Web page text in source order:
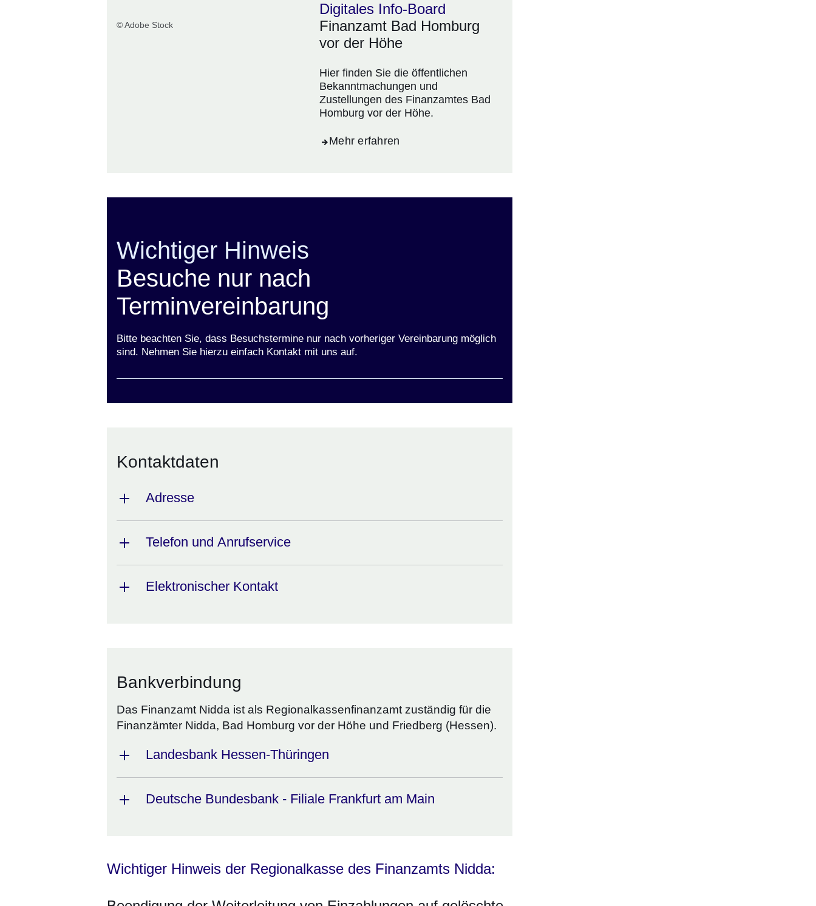
© Adobe Stock
Digitales Info-Board
Finanzamt Bad Homburg
vor der Höhe
Hier finden Sie die öffentlichen
Bekanntmachungen und
Zustellungen des Finanzamtes Bad
Homburg vor der Höhe.
Mehr erfahren
Wichtiger Hinweis
Besuche nur nach
Terminvereinbarung
Bitte beachten Sie, dass Besuchstermine nur nach vorheriger Vereinbarung möglich
sind. Nehmen Sie hierzu einfach Kontakt mit uns auf.
Kontaktdaten
Adresse
Telefon und Anrufservice
Elektronischer Kontakt
Bankverbindung
Das Finanzamt Nidda ist als Regionalkassenfinanzamt zuständig für die
Finanzämter Nidda, Bad Homburg vor der Höhe und Friedberg (Hessen).
Landesbank Hessen-Thüringen
Deutsche Bundesbank - Filiale Frankfurt am Main
Wichtiger Hinweis der Regionalkasse des Finanzamts Nidda: